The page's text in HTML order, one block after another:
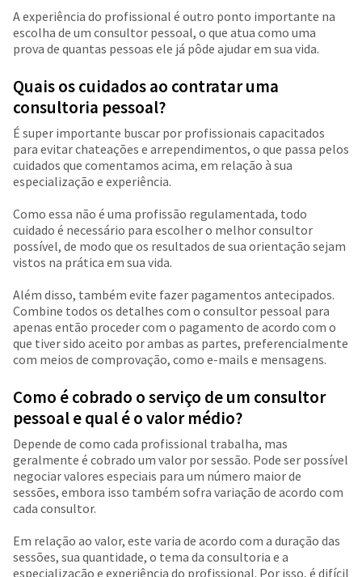
A experiência do profissional é outro ponto importante na
escolha de um consultor pessoal, o que atua como uma
prova de quantas pessoas ele já pôde ajudar em sua vida.
Quais os cuidados ao contratar uma
consultoria pessoal?
É super importante buscar por profissionais capacitados
para evitar chateações e arrependimentos, o que passa pelos
cuidados que comentamos acima, em relação à sua
especialização e experiência.
Como essa não é uma profissão regulamentada, todo
cuidado é necessário para escolher o melhor consultor
possível, de modo que os resultados de sua orientação sejam
vistos na prática em sua vida.
Além disso, também evite fazer pagamentos antecipados.
Combine todos os detalhes com o consultor pessoal para
apenas então proceder com o pagamento de acordo com o
que tiver sido aceito por ambas as partes, preferencialmente
com meios de comprovação, como e-mails e mensagens.
Como é cobrado o serviço de um consultor
pessoal e qual é o valor médio?
Depende de como cada profissional trabalha, mas
geralmente é cobrado um valor por sessão. Pode ser possível
negociar valores especiais para um número maior de
sessões, embora isso também sofra variação de acordo com
cada consultor.
Em relação ao valor, este varia de acordo com a duração das
sessões, sua quantidade, o tema da consultoria e a
especialização e experiência do profissional. Por isso, é difícil